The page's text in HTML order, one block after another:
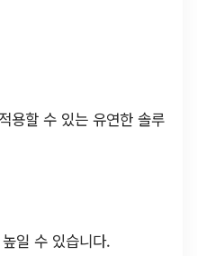
용할 수 있는 유연한 솔루
일 수 있습니다.